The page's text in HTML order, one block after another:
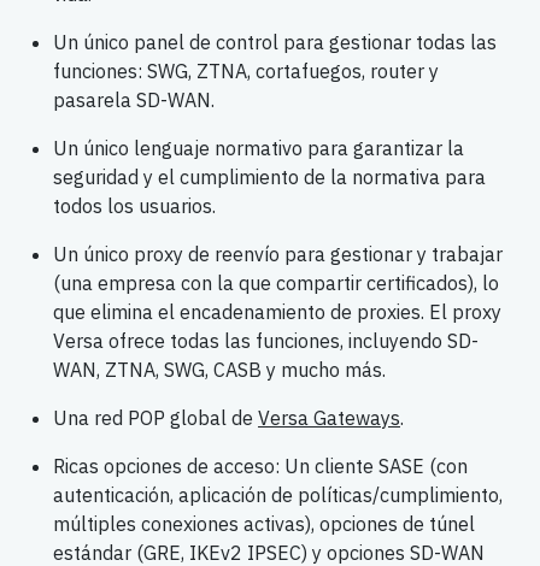
Un único panel de control para gestionar todas las
funciones: SWG, ZTNA, cortafuegos, router y
pasarela SD-WAN.
Un único lenguaje normativo para garantizar la
seguridad y el cumplimiento de la normativa para
todos los usuarios.
Un único proxy de reenvío para gestionar y trabajar
(una empresa con la que compartir certificados), lo
que elimina el encadenamiento de proxies. El proxy
Versa ofrece todas las funciones, incluyendo SD-
WAN, ZTNA, SWG, CASB y mucho más.
Una red POP global de Versa Gateways.
Ricas opciones de acceso: Un cliente SASE (con
autenticación, aplicación de políticas/cumplimiento,
múltiples conexiones activas), opciones de túnel
estándar (GRE, IKEv2 IPSEC) y opciones SD-WAN